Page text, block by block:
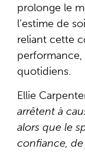
prolonge le
l’estime de
reliant cette
quotidiens.
Ellie
arrêtent à
alors que le
confiance, de